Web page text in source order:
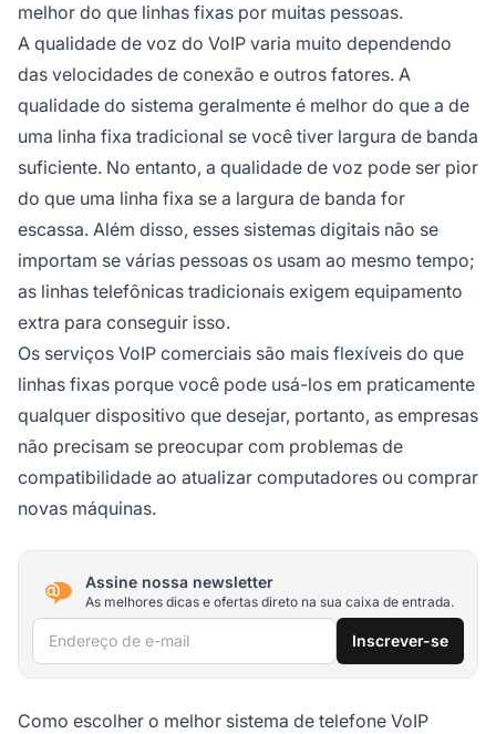
melhor do que linhas fixas por muitas pessoas.
A qualidade de voz do VoIP varia muito dependendo
das velocidades de conexão e outros fatores. A
qualidade do sistema geralmente é melhor do que a de
uma linha fixa tradicional se você tiver largura de banda
suficiente. No entanto, a qualidade de voz pode ser pior
do que uma linha fixa se a largura de banda for
escassa. Além disso, esses sistemas digitais não se
importam se várias pessoas os usam ao mesmo tempo;
as linhas telefônicas tradicionais exigem equipamento
extra para conseguir isso.
Os serviços VoIP comerciais são mais flexíveis do que
linhas fixas porque você pode usá-los em praticamente
qualquer dispositivo que desejar, portanto, as empresas
não precisam se preocupar com problemas de
compatibilidade ao atualizar computadores ou comprar
novas máquinas.
Assine nossa newsletter
As melhores dicas e ofertas direto na sua caixa de entrada.
Endereço de e-mail Inscrever-se
Como escolher o melhor sistema de telefone VoIP